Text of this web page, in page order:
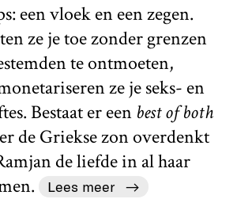
een vloek en een zegen.
ze je toe zonder grenzen
te ontmoeten,
ze je seks- en
Bestaat er een best of both
de Griekse zon overdenkt
de liefde in al haar
Lees meer